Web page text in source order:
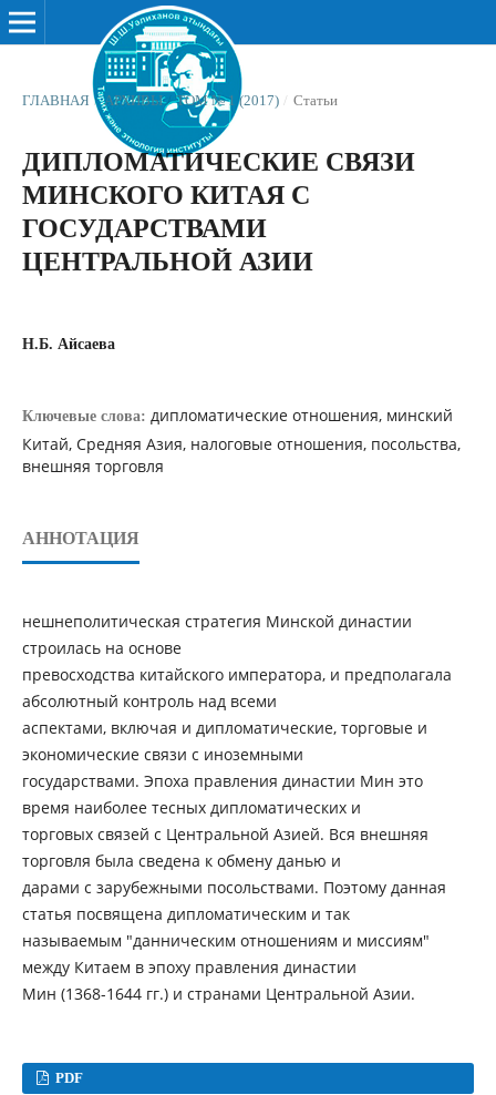
ГЛАВНАЯ / АРХИВЫ / ТОМ № 1 (2017) / Статьи
ДИПЛОМАТИЧЕСКИЕ СВЯЗИ
МИНСКОГО КИТАЯ С
ГОСУДАРСТВАМИ
ЦЕНТРАЛЬНОЙ АЗИИ
Н.Б. Айсаева
Ключевые слова: дипломатические отношения, минский
Китай, Средняя Азия, налоговые отношения, посольства,
внешняя торговля
АННОТАЦИЯ
нешнеполитическая стратегия Минской династии
строилась на основе
превосходства китайского императора, и предполагала
абсолютный контроль над всеми
аспектами, включая и дипломатические, торговые и
экономические связи с иноземными
государствами. Эпоха правления династии Мин это
время наиболее тесных дипломатических и
торговых связей с Центральной Азией. Вся внешняя
торговля была сведена к обмену данью и
дарами с зарубежными посольствами. Поэтому данная
статья посвящена дипломатическим и так
называемым "данническим отношениям и миссиям"
между Китаем в эпоху правления династии
Мин (1368-1644 гг.) и странами Центральной Азии.
PDF